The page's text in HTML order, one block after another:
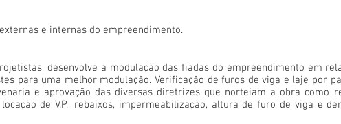
e internas do empreendimento.
desenvolve a modulação das fiadas do empreendimento em
para uma melhor modulação. Verificação de furos de viga e laje por
e aprovação das diversas diretrizes que norteiam a obra como
de V.P., rebaixos, impermeabilização, altura de furo de viga e